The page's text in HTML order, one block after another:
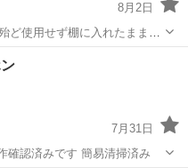
8月2日
使用せず棚に入れたままな
コン、ＭＤ８枚
7月31日
確認済みです 簡易清掃済み